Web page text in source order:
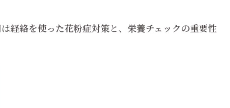
経絡を使った花粉症対策と、 栄養チェックの重要性